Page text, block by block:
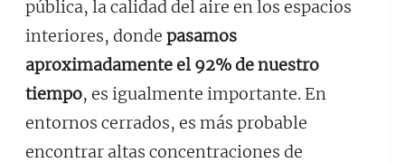
pública, la calidad del aire en los espacios
interiores, donde pasamos
aproximadamente el 92% de nuestro
tiempo, es igualmente importante. En
entornos cerrados, es más probable
encontrar altas concentraciones de